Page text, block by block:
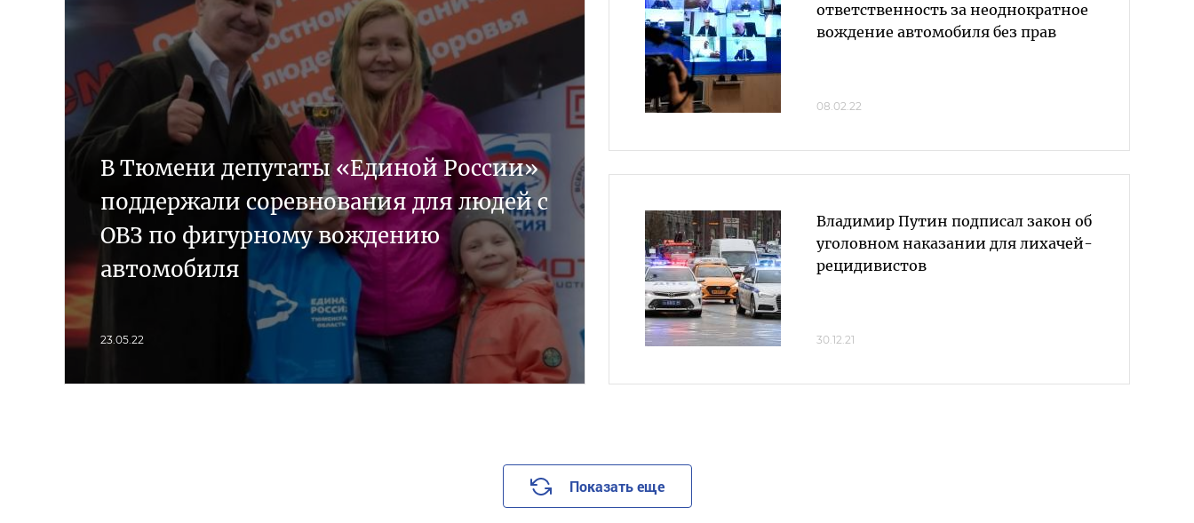
В Тюмени депутаты «Единой России»
поддержали соревнования для людей с
ОВЗ по фигурному вождению
автомобиля
23.05.22
ответственность за неоднократное
вождение автомобиля без прав
08.02.22
Владимир Путин подписал закон об
уголовном наказании для лихачей-
рецидивистов
30.12.21
Показать еще